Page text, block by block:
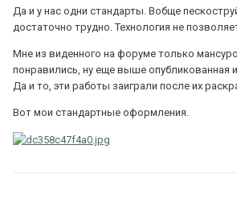
Да и у нас одни стандарты. Вобще
достаточно трудно. Технология не
Мне из виденного на форуме только
понравились, ну еще выше опубликованная
Да и то, эти работы заиграли после их
Вот мои стандартные оформления.